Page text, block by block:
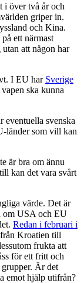
i över två år och
griper in.
och Kina.
ett närmast
att någon har
I EU har Sverige
ska kunna
eventuella svenska
länder som vill kan
är bra om ännu
kan det vara svårt
värde. Det är
om USA och EU
Redan i februari i
Kroatien till
frukta att
för ett fritt och
Är det
emot hjälp utifrån?